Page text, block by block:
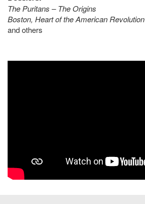
The Puritans – The Origins
Boston, Heart of the American Revolution
and others